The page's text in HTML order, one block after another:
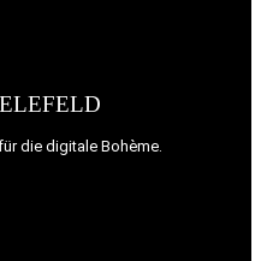
die digitale Bohème.